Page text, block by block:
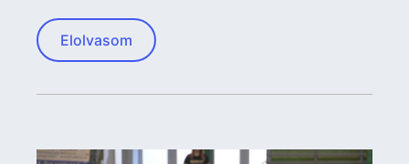
Elolvasom